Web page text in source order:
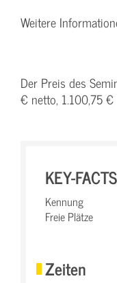
Weitere
Der Preis des
€ netto, 1.100,75
KEY-FACTS
Kennung
Freie Plätze
Zeiten